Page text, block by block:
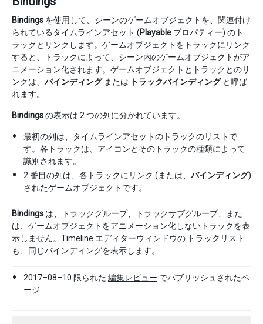
Bindings を使用して、シーンのゲームオブジェクトを、関連付け
られているタイムラインアセット (Playable プロパティー) のト
ラックとリンクします。ゲームオブジェクトをトラックにリンク
すると、トラックによって、シーン内のゲームオブジェクトがア
ニメーション化されます。ゲームオブジェクトとトラックとのリ
ンクは、 バインディングまたは トラックバインディングと呼ば
れます。
Bindingsの表示は 2 つの列に分かれています。
最初の列は、タイムラインアセットのトラックのリストで
す。各トラックは、アイコンとそのトラックの種類によって
識別されます。
2 番目の列は、各トラックにリンク (または、 バインディング)
されたゲームオブジェクトです。
Bindings は、トラックグループ、トラックサブグループ、また
は、ゲームオブジェクトをアニメーション化しないトラックを表
示しません。Timeline エディターウィンドウの トラックリスト
も、同じバインディングを表示します。
2017–08–10 限られた 編集レビュー でパブリッシュされたペ
ージ